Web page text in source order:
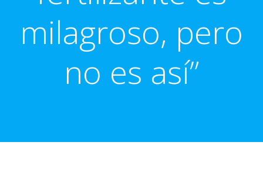
milagroso, pero
no es así”